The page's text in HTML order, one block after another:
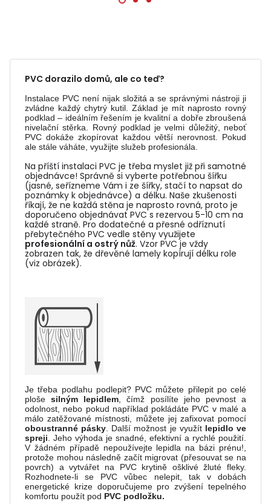
PVC dorazilo domů, ale co teď?
Instalace PVC není nijak složitá a se správnými nástroji ji
zvládne každý chytrý kutil. Základ je mít naprosto rovný
podklad – ideálním řešením je kvalitní a dobře zbroušená
nivelační stěrka. Rovný podklad je velmi důležitý, neboť
PVC dokáže zkopírovat každou větší nerovnost. Pokud
ale stále váháte, využijte služeb profesionála.
Na příští instalaci PVC je třeba myslet již při samotné
objednávce! Správně si vyberte potřebnou šířku
(jasné, seřízneme Vám i ze šířky, stačí to napsat do
poznámky k objednávce) a délku. Naše zkušenosti
říkají, že ne každá stěna je naprosto rovná, proto je
doporučeno objednávat PVC s rezervou 5-10 cm na
každé straně. Pro dodatečné a přesné odříznutí
přebytečného PVC vedle stěny využijete
profesionální a ostrý nůž. Vzor PVC je vždy
zobrazen tak, že dřevěné lamely kopírují délku role
(viz obrázek).
Je třeba podlahu podlepit? PVC můžete přilepit po celé
plošesilným lepidlem, čímž posílíte jeho pevnost a
odolnost, nebo pokud například pokládáte PVC v malé a
málo zatěžované místnosti, můžete jej zafixovat pomocí
oboustranné pásky. Další možnost je využít lepidlo ve
spreji. Jeho výhoda je snadné, efektivní a rychlé použití.
V žádném případě nepoužívejte lepidla na bázi prénu!,
protože mohou následně začít migrovat (přesouvat se na
povrch) a vytvářet na PVC krytině ošklivé žluté fleky.
Rozhodnete-li se PVC vůbec nelepit, tak v dobách
energetické krize doporučujeme pro zvýšení tepelného
komfortu použít pod PVC podložku.